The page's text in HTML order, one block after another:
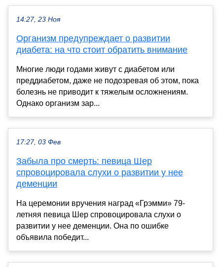
14:27, 23 Ноя
Организм предупреждает о развитии
диабета: на что стоит обратить внимание
Многие люди годами живут с диабетом или
преддиабетом, даже не подозревая об этом, пока
болезнь не приводит к тяжелым осложнениям.
Однако организм зар...
17:27, 03 Фев
Забыла про смерть: певица Шер
спровоцировала слухи о развитии у нее
деменции
На церемонии вручения наград «Грэмми» 79-
летняя певица Шер спровоцировала слухи о
развитии у нее деменции. Она по ошибке
объявила победит...